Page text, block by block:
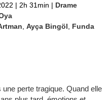
| 2h 31min | Drame
,Ayça Bingöl
Funda
perte tragique. Quand elle